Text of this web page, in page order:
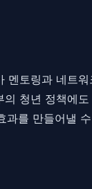
멘토링과 네트
청년 정책에
를 만들어낼